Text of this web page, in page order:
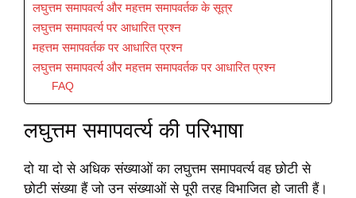
लघुत्तम समापवर्त्य और महत्तम समापवर्तक के सूत्र
लघुत्तम समापवर्त्य पर आधारित प्रश्न
महत्तम समापवर्तक पर आधारित प्रश्न
लघुत्तम समापवर्त्य और महत्तम समापवर्तक पर आधारित प्रश्न
FAQ
लघुत्तम समापवर्त्य की परिभाषा
दो या दो से अधिक संख्याओं का लघुत्तम समापवर्त्य वह छोटी से
छोटी संख्या हैं जो उन संख्याओं से पूरी तरह विभाजित हो जाती हैं।